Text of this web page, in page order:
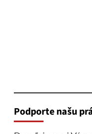
Podporte našu